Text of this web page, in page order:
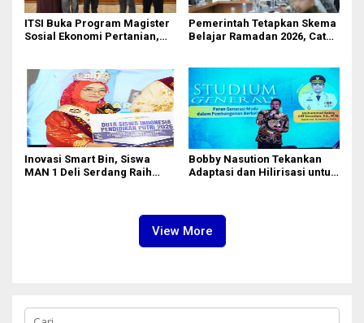
ITSI Buka Program Magister
Sosial Ekonomi Pertanian,
Indonesia
Pemerintah Tetapkan Skema
Belajar Ramadan 2026, Catat
Inovasi Smart Bin, Siswa
MAN 1 Deli Serdang Raih
Bobby Nasution Tekankan
Adaptasi dan Hilirisasi untuk
View More
C